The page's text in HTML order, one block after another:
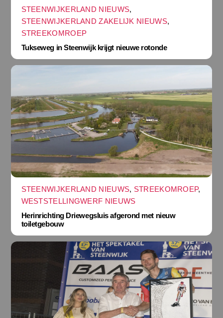
STEENWIJKERLAND NIEUWS,
STEENWIJKERLAND ZAKELIJK NIEUWS,
STREEKOMROEP
Tukseweg in Steenwijk krijgt nieuwe rotonde
STEENWIJKERLAND NIEUWS, STREEKOMROEP,
WESTSTELLINGWERF NIEUWS
Herinrichting Driewegsluis afgerond met nieuw
toiletgebouw